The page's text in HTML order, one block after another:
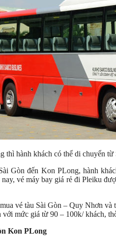
thì hành khách có thể di chuyển
Gòn đến Kon PLong, hành
vé máy bay giá rẻ đi Pleiku
vé tàu Sài Gòn – Quy Nhơn
mức giá từ 90 – 100k/ khách,
Kon PLong